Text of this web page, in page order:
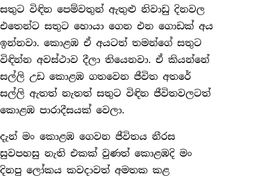
සතුට විඳින පෙම්වතුන් ඇතුළු නිවාඩු දිනවල
එතෙන්ට සතුට හොයා ගෙන එන ගොඩක් අය
ඉන්නවා. කොළඹ ඒ අයටත් තමන්ගේ සතුට
විඳින්න අවස්ථාව දීලා තියෙනවා. ඒ කියන්නේ
සල්ලි උඩ කොළඹ ගතවෙන ජීවිත අතරේ
සල්ලි ඇතත් නැතත් සතුට විඳින ජීවිතවලටත්
කොළඹ පාරාදීසයක් වෙලා.
දැන් මං කොළඹ ගෙවන ජීවිතය නීරස
සුවපහසු නැති එකක් වුණත් කොළඹදි මං
දිනපු ලෝකය කවදාවත් අමතක කළ